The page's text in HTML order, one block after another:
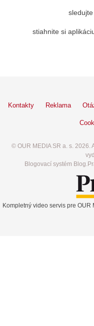
stiahnite si
Kontakty Reklama
© OUR MEDIA SR a. s. 2026.
Blogovací systém
Kompletný video servis pre OUR